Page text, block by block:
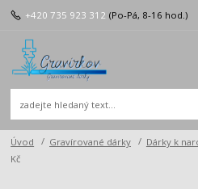
+420 735 923 312 (Po-Pá, 8-16 hod.)
Úvod Gravírované dárky Dárky k
Kč